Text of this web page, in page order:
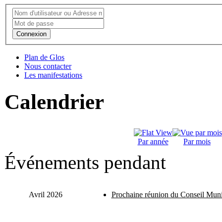
Connexion
Plan de Glos
Nous contacter
Les manifestations
Calendrier
Par année Par mois
Événements pendant
Avril 2026 Prochaine réunion du Conseil